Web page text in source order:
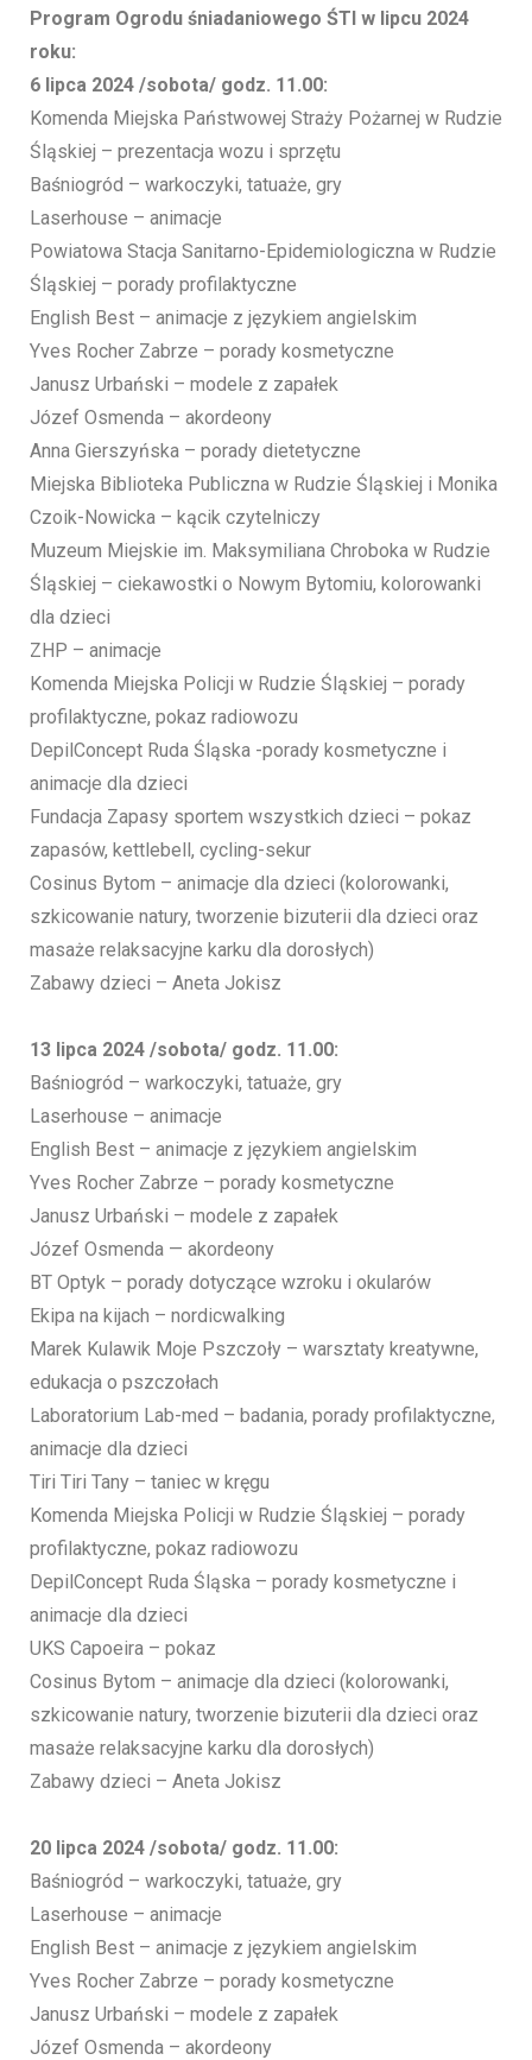
Program Ogrodu śniadaniowego ŚTI w lipcu 2024
roku:
6 lipca 2024 /sobota/ godz. 11.00:
Komenda Miejska Państwowej Straży Pożarnej w Rudzie
Śląskiej – prezentacja wozu i sprzętu
Baśniogród – warkoczyki, tatuaże, gry
Laserhouse – animacje
Powiatowa Stacja Sanitarno-Epidemiologiczna w Rudzie
Śląskiej – porady profilaktyczne
English Best – animacje z językiem angielskim
Yves Rocher Zabrze – porady kosmetyczne
Janusz Urbański – modele z zapałek
Józef Osmenda – akordeony
Anna Gierszyńska – porady dietetyczne
Miejska Biblioteka Publiczna w Rudzie Śląskiej i Monika
Czoik-Nowicka – kącik czytelniczy
Muzeum Miejskie im. Maksymiliana Chroboka w Rudzie
Śląskiej – ciekawostki o Nowym Bytomiu, kolorowanki
dla dzieci
ZHP – animacje
Komenda Miejska Policji w Rudzie Śląskiej – porady
profilaktyczne, pokaz radiowozu
DepilConcept Ruda Śląska -porady kosmetyczne i
animacje dla dzieci
Fundacja Zapasy sportem wszystkich dzieci – pokaz
zapasów, kettlebell, cycling-sekur
Cosinus Bytom – animacje dla dzieci (kolorowanki,
szkicowanie natury, tworzenie bizuterii dla dzieci oraz
masaże relaksacyjne karku dla dorosłych)
Zabawy dzieci – Aneta Jokisz
13 lipca 2024 /sobota/ godz. 11.00:
Baśniogród – warkoczyki, tatuaże, gry
Laserhouse – animacje
English Best – animacje z językiem angielskim
Yves Rocher Zabrze – porady kosmetyczne
Janusz Urbański – modele z zapałek
Józef Osmenda — akordeony
BT Optyk – porady dotyczące wzroku i okularów
Ekipa na kijach – nordicwalking
Marek Kulawik Moje Pszczoły – warsztaty kreatywne,
edukacja o pszczołach
Laboratorium Lab-med – badania, porady profilaktyczne,
animacje dla dzieci
Tiri Tiri Tany – taniec w kręgu
Komenda Miejska Policji w Rudzie Śląskiej – porady
profilaktyczne, pokaz radiowozu
DepilConcept Ruda Śląska – porady kosmetyczne i
animacje dla dzieci
UKS Capoeira – pokaz
Cosinus Bytom – animacje dla dzieci (kolorowanki,
szkicowanie natury, tworzenie bizuterii dla dzieci oraz
masaże relaksacyjne karku dla dorosłych)
Zabawy dzieci – Aneta Jokisz
20 lipca 2024 /sobota/ godz. 11.00:
Baśniogród – warkoczyki, tatuaże, gry
Laserhouse – animacje
English Best – animacje z językiem angielskim
Yves Rocher Zabrze – porady kosmetyczne
Janusz Urbański – modele z zapałek
Józef Osmenda – akordeony